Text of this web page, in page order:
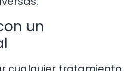
un